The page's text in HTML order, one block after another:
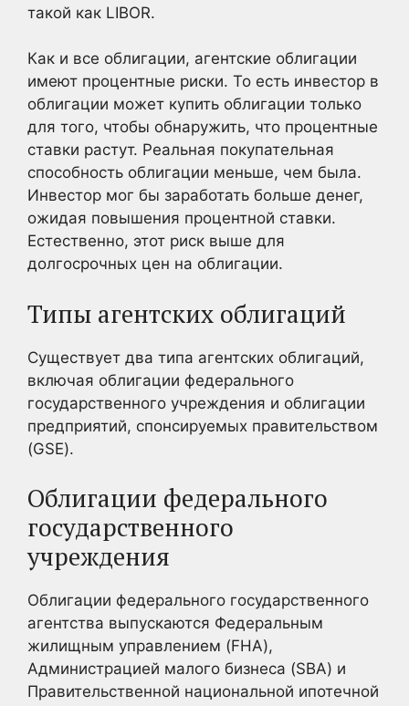
такой как LIBOR.
Как и все облигации, агентские облигации
имеют процентные риски. То есть инвестор в
облигации может купить облигации только
для того, чтобы обнаружить, что процентные
ставки растут. Реальная покупательная
способность облигации меньше, чем была.
Инвестор мог бы заработать больше денег,
ожидая повышения процентной ставки.
Естественно, этот риск выше для
долгосрочных цен на облигации.
Типы агентских облигаций
Существует два типа агентских облигаций,
включая облигации федерального
государственного учреждения и облигации
предприятий, спонсируемых правительством
(GSE).
Облигации федерального
государственного
учреждения
Облигации федерального государственного
агентства выпускаются Федеральным
жилищным управлением (FHA),
Администрацией малого бизнеса (SBA) и
Правительственной национальной ипотечной